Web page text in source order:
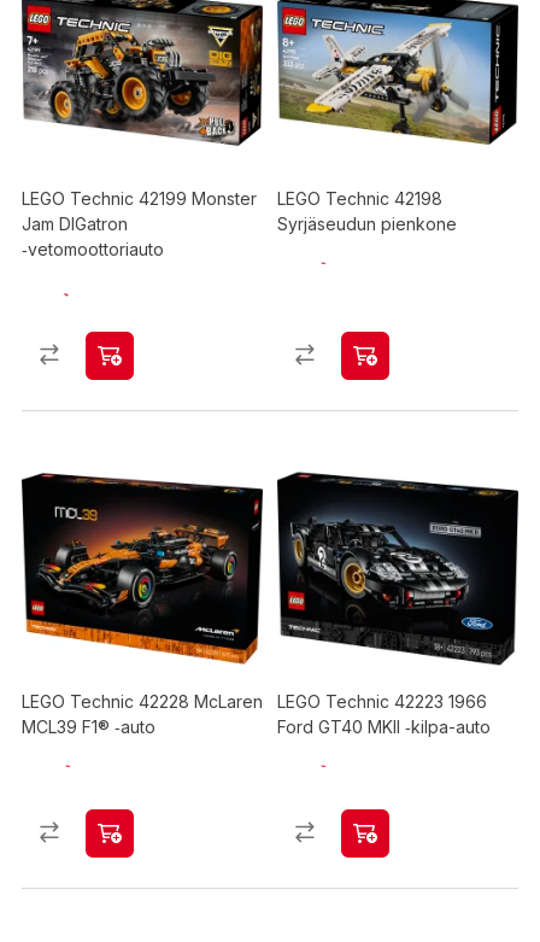
LEGO Technic 42199 Monster
Jam DIGatron
‑vetomoottoriauto
LEGO Technic 42198
Syrjäseudun pienkone
LEGO Technic 42228 McLaren
MCL39 F1® ‑auto
LEGO Technic 42223 1966
Ford GT40 MKII ‑kilpa-auto